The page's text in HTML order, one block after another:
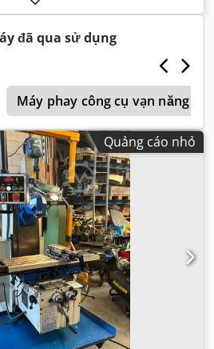
đã qua sử dụng
Máy phay công cụ vạn năng
Quảng cáo nhỏ